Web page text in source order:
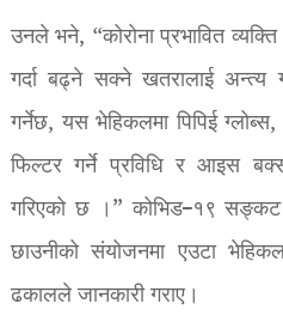
उनले भने, “कोरोना प्रभावित
गर्दा बढ्ने सक्ने खतरालाई अन्त्य
गर्नेछ, यस भेहिकलमा पिपिई
फिल्टर गर्ने प्रविधि र आइस
गरिएको छ ।” कोभिड–१९ सङ्कट
छाउनीको संयोजनमा एउटा
ढकालले जानकारी गराए।